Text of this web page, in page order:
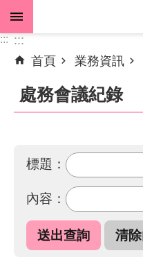
跳到主要內容區塊
進
搜
尋
告
訊
::: :::
首頁
業務資訊
處務會議紀錄
標題：
內容：